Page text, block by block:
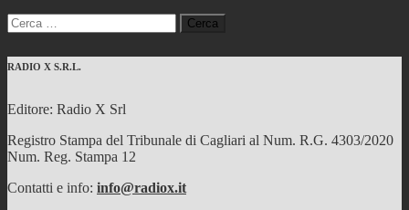
Ricerca
per:
RADIO X S.R.L.
Editore: Radio X Srl
Registro Stampa del Tribunale di Cagliari al Num. R.G. 4303/2020
Num. Reg. Stampa 12
Contatti e info: info@radiox.it